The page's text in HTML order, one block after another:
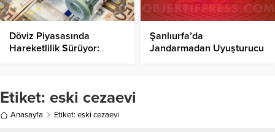
Döviz Piyasasında
Hareketlilik Sürüyor:
Şanlıurfa’da
Jandarmadan Uyuşturucu
Etiket: eski cezaevi
Anasayfa Etiket: eski cezaevi